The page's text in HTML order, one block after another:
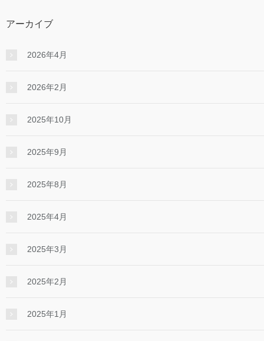
アーカイブ
2026年4月
2026年2月
2025年10月
2025年9月
2025年8月
2025年4月
2025年3月
2025年2月
2025年1月